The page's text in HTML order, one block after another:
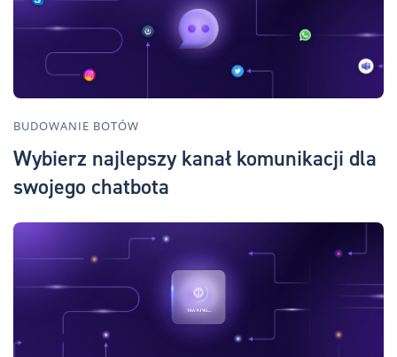
BUDOWANIE BOTÓW
Wybierz najlepszy kanał komunikacji dla
swojego chatbota